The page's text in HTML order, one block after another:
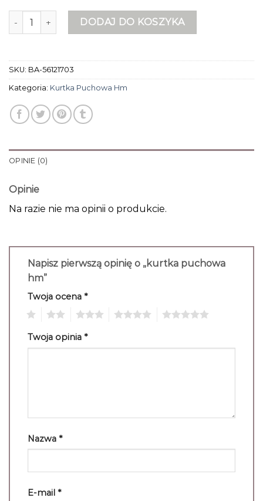
ilość kurtka puchowa hmDODAJ DO KOSZYKA
SKU: BA-56121703
Kategoria: Kurtka Puchowa Hm
OPINIE (0)
Opinie
Na razie nie ma opinii o produkcie.
Napisz pierwszą opinię o „kurtka puchowa
hm”
Twoja ocena *
Twoja opinia *
Nazwa *
E-mail *